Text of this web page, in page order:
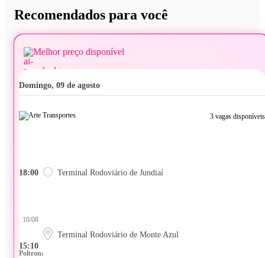
Recomendados para você
Melhor preço disponível
domingo, 09 de agosto
3 vagas disponíveis
18:00 Terminal Rodoviário de Jundiaí
15:10
10/08
Terminal Rodoviário de Monte Azul
Poltrona